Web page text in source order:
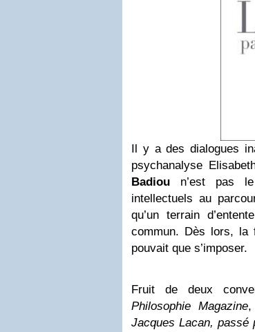
Il y a des dialogues
psychanalyse
Badiou n’est pas
intellectuels au
qu’un terrain
commun. Dès lors, la
pouvait que s’imposer.
Fruit de deux
Philosophie Magazine,
Jacques Lacan, passé